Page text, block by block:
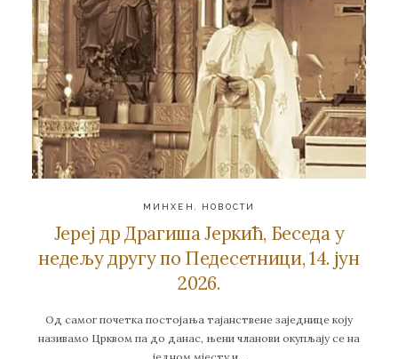
МИНХЕН НОВОСТИ
Јереј др Драгиша Јеркић, Беседа у
недељу другу по Педесетници, 14. јун
2026.
Од самог почетка постојања тајанствене заједнице коју
називамо Црквом па до данас, њени чланови окупљају се на